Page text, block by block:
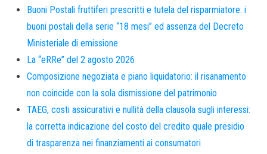
Buoni Postali fruttiferi prescritti e tutela del risparmiatore: i
buoni postali della serie “18 mesi” ed assenza del Decreto
Ministeriale di emissione
La “eRRe” del 2 agosto 2026
Composizione negoziata e piano liquidatorio: il risanamento
non coincide con la sola dismissione del patrimonio
TAEG, costi assicurativi e nullità della clausola sugli interessi:
la corretta indicazione del costo del credito quale presidio
di trasparenza nei finanziamenti ai consumatori